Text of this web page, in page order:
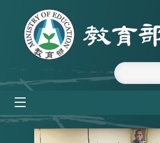
跳到主要內容區塊
:::